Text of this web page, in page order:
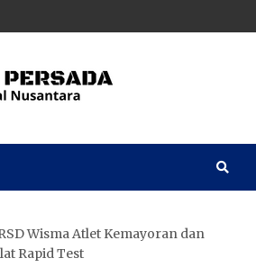
Wisma Atlet Kemayoran dan
Rapid Test